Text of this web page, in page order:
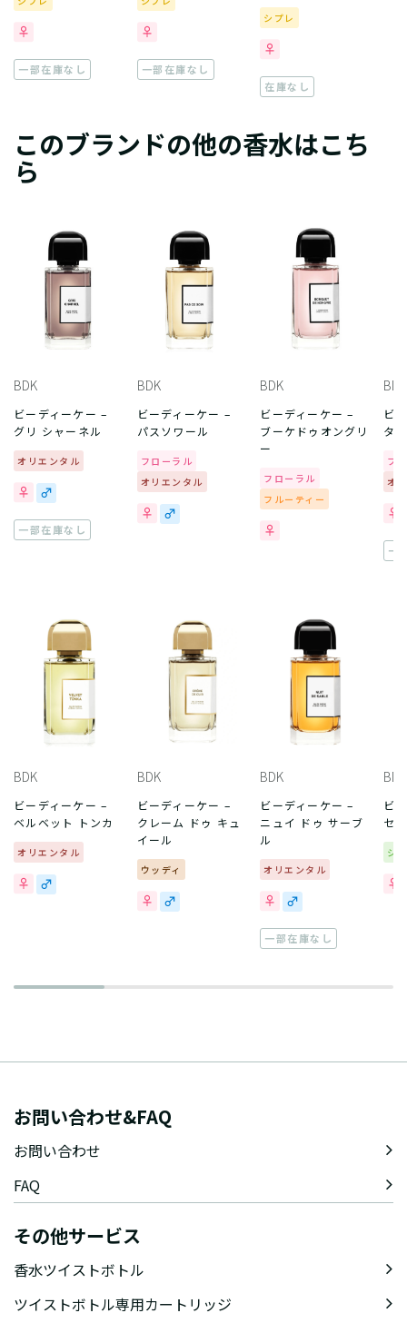
一部在庫なし 一部在庫なし
シプレ
在庫なし
このブランドの他の香水はこち
ら
BDK
ビーディーケー –
グリ シャーネル
オリエンタル
一部在庫なし
BDK
ビーディーケー –
パスソワール
フローラル
オリエンタル
BDK
ビーディーケー –
ブーケドゥオングリ
ー
フローラル
フルーティー
BDK
ビ
タ
フ
オ
一
BDK
ビーディーケー –
ベルベット トンカ
オリエンタル
BDK
ビーディーケー –
クレーム ドゥ キュ
イール
ウッディ
BDK
ビーディーケー –
ニュイ ドゥ サーブ
ル
オリエンタル
一部在庫なし
BDK
ビ
セ
シ
お問い合わせ&FAQ
お問い合わせ
FAQ
その他サービス
香水ツイストボトル
ツイストボトル専用カートリッジ